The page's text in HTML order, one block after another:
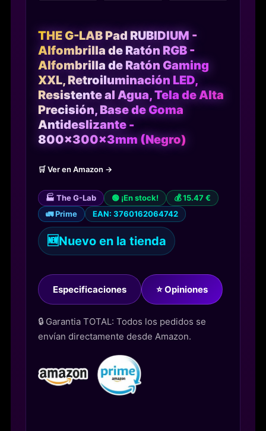
THE G-LAB Pad RUBIDIUM -
Alfombrilla de Ratón RGB -
Alfombrilla de Ratón Gaming
XXL, Retroiluminación LED,
Resistente al Agua, Tela de Alta
Precisión, Base de Goma
Antideslizante -
800x300x3mm (Negro)
🛒 Ver en Amazon →
🏭 The G-Lab 🟢 ¡En stock!
💰 15.47 €
🚛 Prime
EAN: 3760162064742
🆕Nuevo en la tienda
Especificaciones ⭐ Opiniones
🔒 Garantia TOTAL: Todos los pedidos se
envían directamente desde Amazon.